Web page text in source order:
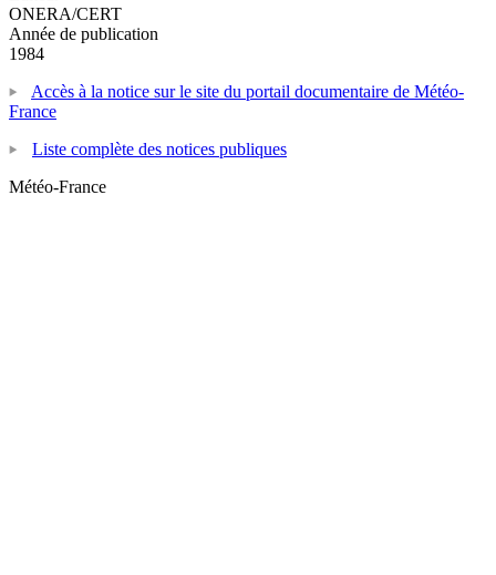
ONERA/CERT
Année de publication
1984
Accès à la notice sur le site du portail documentaire de Météo-
France
Liste complète des notices publiques
Météo-France